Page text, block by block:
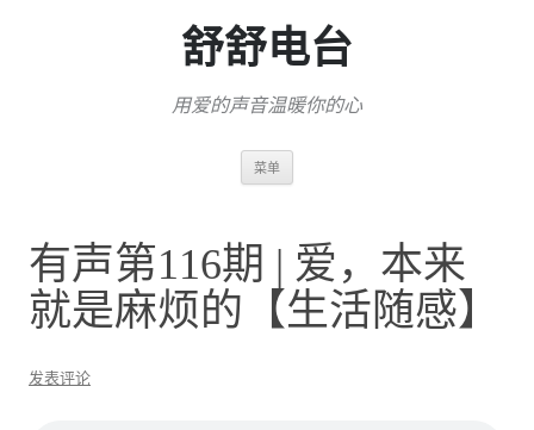
舒舒电台
用爱的声音温暖你的心
菜单
有声第116期 | 爱，本来
就是麻烦的【生活随感】
发表评论